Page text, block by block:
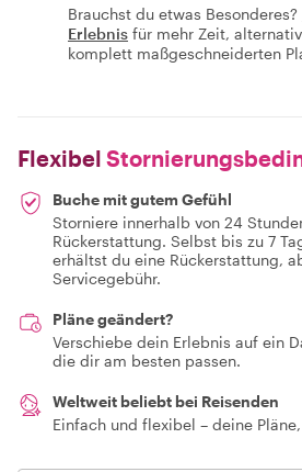
Brauchst du etwas Besonderes?
Erlebnis für mehr Zeit,
komplett maßgeschneiderten
Flexibel
Buche mit gutem Gefühl
Storniere innerhalb von 24
Rückerstattung. Selbst bis zu 7
erhältst du eine Rückerstattung,
Servicegebühr.
Pläne geändert?
Verschiebe dein Erlebnis auf ein
die dir am besten passen.
Weltweit beliebt bei Reisenden
Einfach und flexibel – deine